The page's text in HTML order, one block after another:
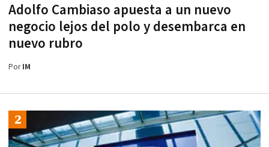
Adolfo Cambiaso apuesta a un nuevo
negocio lejos del polo y desembarca en
nuevo rubro
PorIM